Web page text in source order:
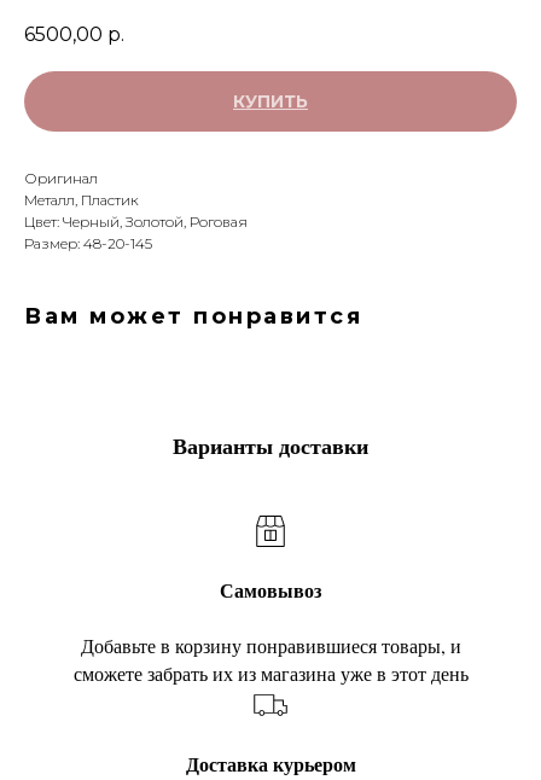
6500,00 р.
КУПИТЬ
Оригинал
Металл, Пластик
Цвет: Черный, Золотой, Роговая
Размер: 48-20-145
Вам может понравится
Варианты доставки
Самовывоз
Добавьте в корзину понравившиеся товары, и
сможете забрать их из магазина уже в этот день
Доставка курьером